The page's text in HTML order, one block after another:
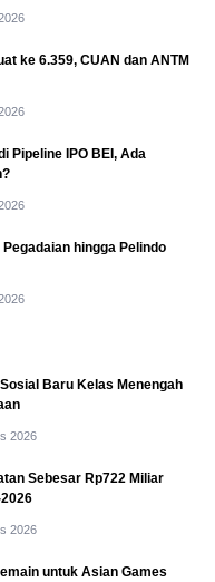
ke 6.359, CUAN dan ANTM
Pipeline IPO BEI, Ada
hingga Pelindo
Baru Kelas Menengah
2026
Sebesar Rp722 Miliar
2026
untuk Asian Games